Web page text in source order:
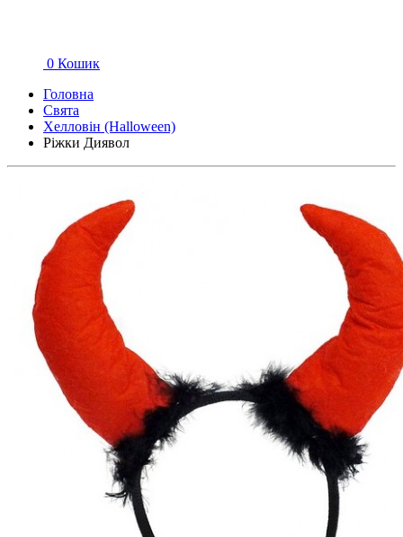
0 Кошик
Головна
Свята
Хелловін (Halloween)
Ріжки Диявол